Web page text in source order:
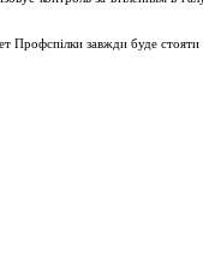
Профспілки завжди буде